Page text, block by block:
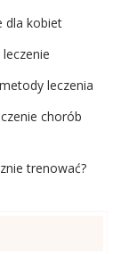
dla kobiet
leczenia
chorób
trenować?